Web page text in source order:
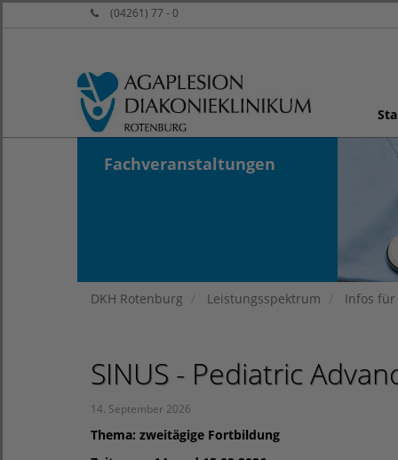
(04261) 77 - 0
Fachveranstaltungen
DKH Rotenburg Leistungsspektrum Infos für
SINUS - Pediatric
14. September 2026
Thema: zweitägige Fortbildung